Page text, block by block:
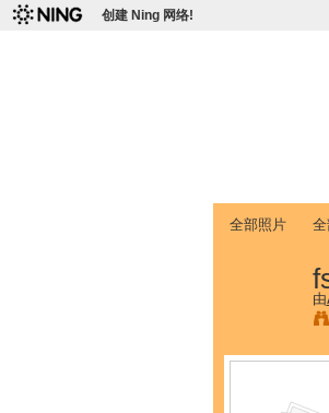
创建 Ning 网络!
全部照片
由